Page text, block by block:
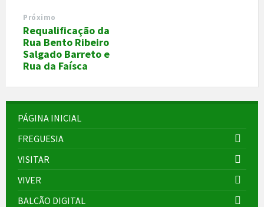
Próximo
Requalificação da
Rua Bento Ribeiro
Salgado Barreto e
Rua da Faísca
PÁGINA INICIAL
FREGUESIA
VISITAR
VIVER
BALCÃO DIGITAL